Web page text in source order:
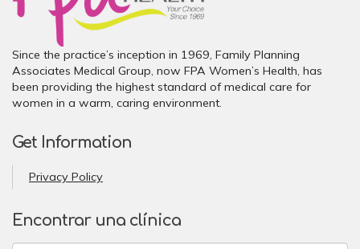
Since the practice’s inception in 1969, Family Planning
Associates Medical Group, now FPA Women’s Health, has
been providing the highest standard of medical care for
women in a warm, caring environment.
Get Information
Privacy Policy
Encontrar una clínica